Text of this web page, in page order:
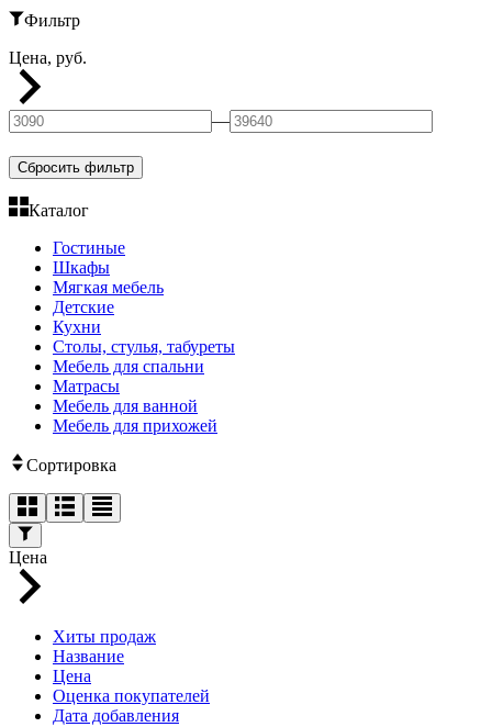
Фильтр
Цена, руб.
—
Сбросить фильтр
Каталог
Гостиные
Шкафы
Мягкая мебель
Детские
Кухни
Столы, стулья, табуреты
Мебель для спальни
Матрасы
Мебель для ванной
Мебель для прихожей
Сортировка
Цена
Хиты продаж
Название
Цена
Оценка покупателей
Дата добавления